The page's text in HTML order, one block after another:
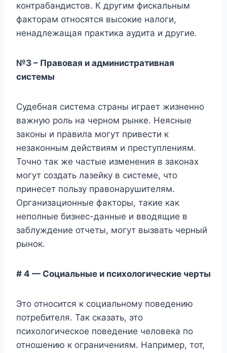
контрабандистов. К другим фискальным
факторам относятся высокие налоги,
ненадлежащая практика аудита и другие.
№3 – Правовая и административная
системы
Судебная система страны играет жизненно
важную роль на черном рынке. Неясные
законы и правила могут привести к
незаконным действиям и преступлениям.
Точно так же частые изменения в законах
могут создать лазейку в системе, что
принесет пользу правонарушителям.
Организационные факторы, такие как
неполные бизнес-данные и вводящие в
заблуждение отчеты, могут вызвать черный
рынок.
# 4 — Социальные и психологические черты
Это относится к социальному поведению
потребителя. Так сказать, это
психологическое поведение человека по
отношению к ограничениям. Например, тот,